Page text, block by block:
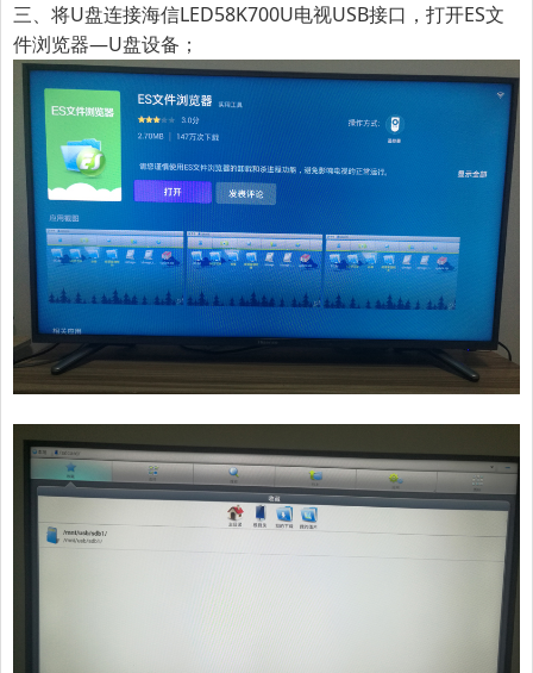
三、将U盘连接海信LED58K700U电视USB接口，打开ES文
件浏览器—U盘设备；